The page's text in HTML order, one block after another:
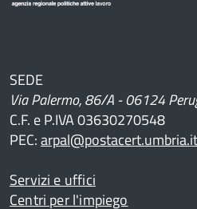
SEDE
Via Palermo, 86/A - 06124
C.F. e P.IVA 03630270548
PEC:arpal@postacert.umbria.it
Servizi e uffici
Centri per l'impiego